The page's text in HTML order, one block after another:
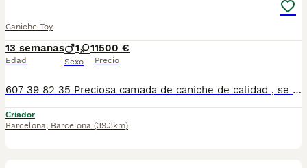
Caniche Toy
13 semanas
Edad
1 1
Sexo
1500 €
Precio
607 39 82 35 Preciosa camada de caniche de calidad , se entregan con minimo de dos meses y medio de edad y sus vacunas correspondientes, desparasitados interna y externamente, pasaporte y microchip, contrato de garantia de salud. preferiblemente recogida en mano pero también podemos entregar en toda España mediante transporte de alta calidad preparado para animales y con chofer particular con posibilidad de pago contra reembolso Llámanos o háblanos por whats app, Teléfono 607398235
Criador
Barcelona, Barcelona (39.3km)